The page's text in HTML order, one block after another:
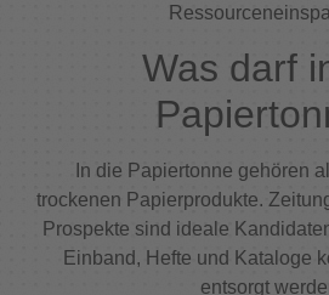
Was darf
In die Papiertonne gehören
trockenen Papierprodukte.
Prospekte sind ideale
Einband, Hefte und Kataloge
entsorgt